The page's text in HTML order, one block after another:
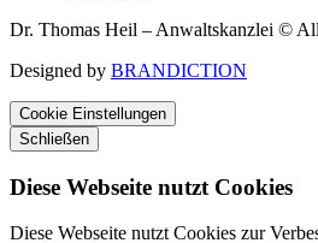
Dr. Thomas Heil – Anwaltskanzlei ©
Designed by BRANDICTION
Cookie Einstellungen
Schließen
Diese Webseite nutzt Cookies
Diese Webseite nutzt Cookies zur